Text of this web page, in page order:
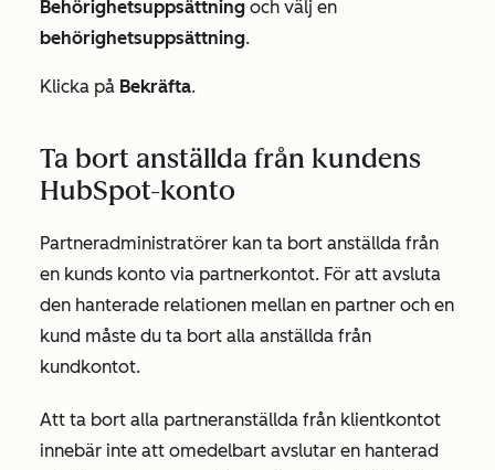
Behörighetsuppsättning och välj en
behörighetsuppsättning.
Klicka på Bekräfta.
Ta bort anställda från kundens
HubSpot-konto
Partneradministratörer kan ta bort anställda från
en kunds konto via partnerkontot. För att avsluta
den hanterade relationen mellan en partner och en
kund måste du ta bort alla anställda från
kundkontot.
Att ta bort alla partneranställda från klientkontot
innebär inte att omedelbart avslutar en hanterad